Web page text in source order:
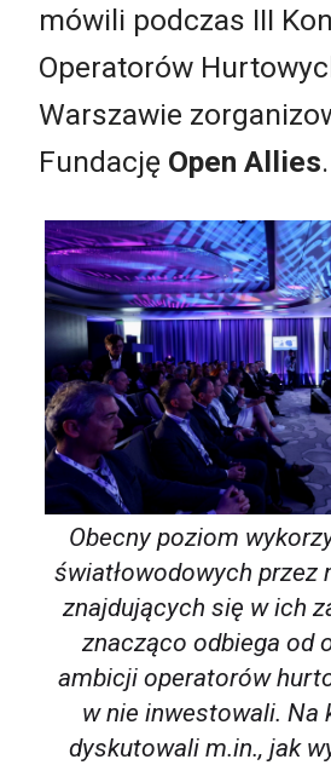
mówili podczas III
Operatorów
Warszawie
Fundację Open Allies.
Obecny poziom
światłowodowych przez
znajdujących się w ich
znacząco odbiega od
ambicji operatorów
w nie inwestowali. Na
dyskutowali m.in., jak